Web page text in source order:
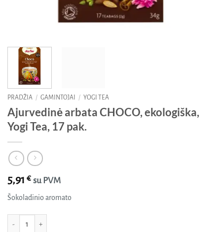
PRADŽIA / GAMINTOJAI / YOGI TEA
Ajurvedinė arbata CHOCO, ekologiška,
Yogi Tea, 17 pak.
5,91 € su PVM
Šokoladinio aromato